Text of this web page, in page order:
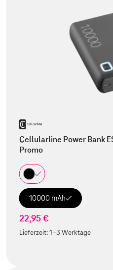
Cellularline Power Bank
Promo
10000 mAh
22,95 €
Lieferzeit:1-3 Werktage